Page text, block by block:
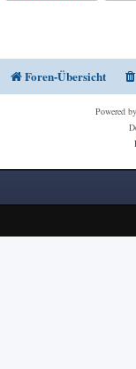
Foren-Übersicht
Powered by